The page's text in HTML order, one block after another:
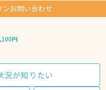
お問い合わせ
円
況が知りたい